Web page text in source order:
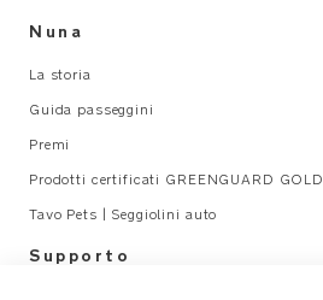
Nuna
La storia
Guida passeggini
Premi
Prodotti certificati GREENGUARD GOLD
Tavo Pets | Seggiolini auto
Supporto